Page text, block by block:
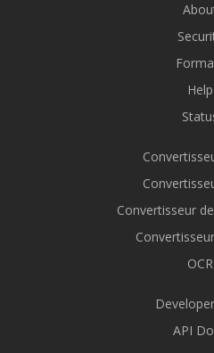
Help
Convertisseur
OCR
API